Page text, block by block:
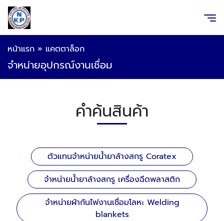
หน้าแรก » แคตตาล็อก
จำหน่ายอุปกรณ์งานเชื่อม
คำค้นสินค้า
ตัวแทนจำหน่ายน้ำยาล้างสกรู Coratex
จำหน่ายน้ำยาล้างสกรู เครื่องฉีดพลาสติก
จำหน่ายผ้ากันไฟงานเชื่อมโลหะ Welding
blankets